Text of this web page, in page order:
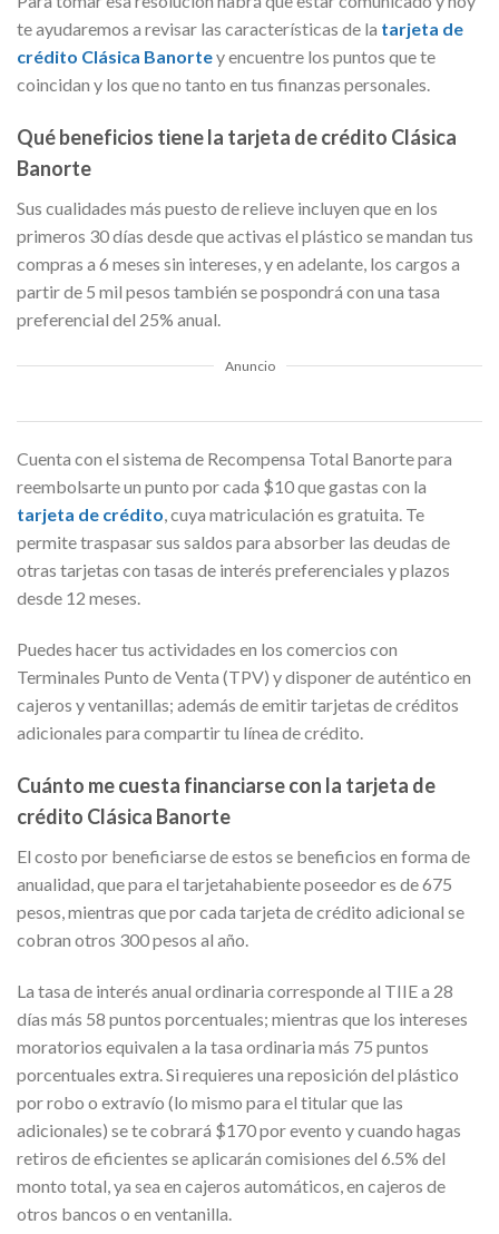
te ayudaremos a revisar las características de la tarjeta de
crédito Clásica Banortey encuentre los puntos que te
coincidan y los que no tanto en tus finanzas personales.
Qué beneficios tiene la tarjeta de crédito Clásica
Banorte
Sus cualidades más puesto de relieve incluyen que en los
primeros 30 días desde que activas el plástico se mandan tus
compras a 6 meses sin intereses, y en adelante, los cargos a
partir de 5 mil pesos también se pospondrá con una tasa
preferencial del 25% anual.
Anuncio
Cuenta con el sistema de Recompensa Total Banorte para
reembolsarte un punto por cada $10 que gastas con la
tarjeta de crédito, cuya matriculación es gratuita. Te
permite traspasar sus saldos para absorber las deudas de
otras tarjetas con tasas de interés preferenciales y plazos
desde 12 meses.
Puedes hacer tus actividades en los comercios con
Terminales Punto de Venta (TPV) y disponer de auténtico en
cajeros y ventanillas; además de emitir tarjetas de créditos
adicionales para compartir tu línea de crédito.
Cuánto me cuesta financiarse con la tarjeta de
crédito Clásica Banorte
El costo por beneficiarse de estos se beneficios en forma de
anualidad, que para el tarjetahabiente poseedor es de 675
pesos, mientras que por cada tarjeta de crédito adicional se
cobran otros 300 pesos al año.
La tasa de interés anual ordinaria corresponde al TIIE a 28
días más 58 puntos porcentuales; mientras que los intereses
moratorios equivalen a la tasa ordinaria más 75 puntos
porcentuales extra. Si requieres una reposición del plástico
por robo o extravío (lo mismo para el titular que las
adicionales) se te cobrará $170 por evento y cuando hagas
retiros de eficientes se aplicarán comisiones del 6.5% del
monto total, ya sea en cajeros automáticos, en cajeros de
otros bancos o en ventanilla.